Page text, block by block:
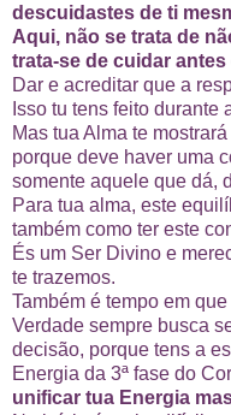
descuidastes de ti
Aqui, não se trata de
trata-se de cuidar
Dar e acreditar que a
Isso tu tens feito durante
Mas tua Alma te
porque deve haver uma
somente aquele que dá,
Para tua alma, este
também como ter este
És um Ser Divino e
te trazemos.
Também é tempo em
Verdade sempre busca
decisão, porque tens a
Energia da 3ª fase do
unificar tua Energia